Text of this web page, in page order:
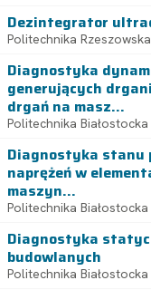
Dezintegrator
Politechnika Rzeszowska
Diagnostyka
generujących
drgań na masz...
Politechnika Białostocka
Diagnostyka stanu
naprężeń w
maszyn...
Politechnika Białostocka
Diagnostyka
budowlanych
Politechnika Białostocka